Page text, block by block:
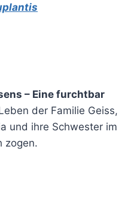
– Eine furchtbar
der Familie Geiss,
und ihre Schwester im
zogen.